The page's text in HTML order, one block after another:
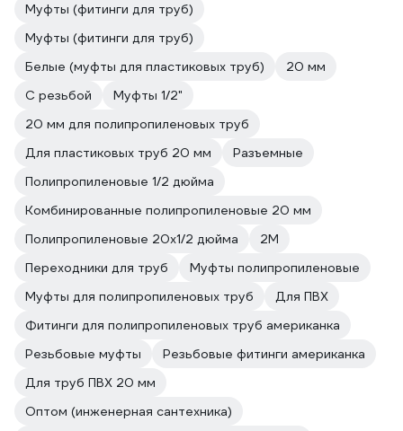
Муфты (фитинги для труб)
Муфты (фитинги для труб)
Белые (муфты для пластиковых труб)
20 мм
С резьбой
Муфты 1/2"
20 мм для полипропиленовых труб
Для пластиковых труб 20 мм
Разъемные
Полипропиленовые 1/2 дюйма
Комбинированные полипропиленовые 20 мм
Полипропиленовые 20х1/2 дюйма
2M
Переходники для труб
Муфты полипропиленовые
Муфты для полипропиленовых труб
Для ПВХ
Фитинги для полипропиленовых труб американка
Резьбовые муфты
Резьбовые фитинги американка
Для труб ПВХ 20 мм
Оптом (инженерная сантехника)